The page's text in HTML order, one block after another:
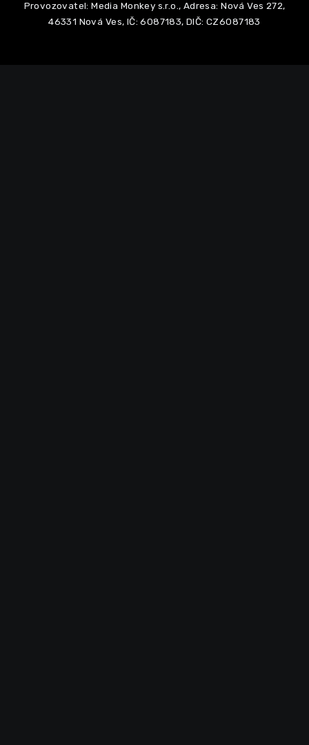
Provozovatel: Media Monkey s.r.o., Adresa: Nová Ves 272,
46331 Nová Ves, IČ: 6087183, DIČ: CZ6087183